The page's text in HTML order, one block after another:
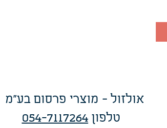
אולזול - מוצרי פרסום בע"מ
טלפון054-7117264